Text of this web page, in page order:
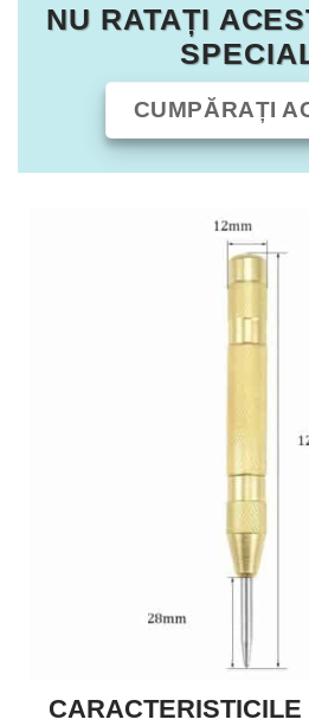
NU RATAȚI
CUMPĂRAȚI